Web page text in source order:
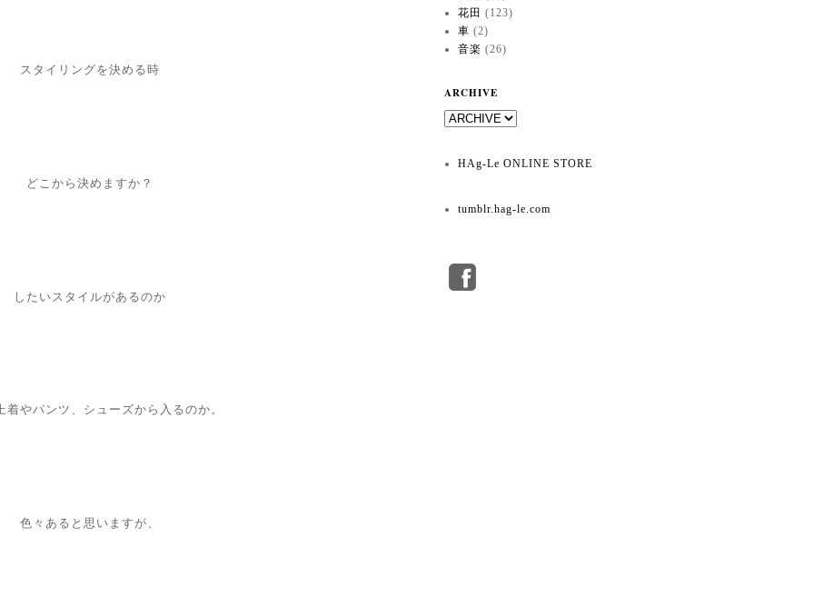
スタイリングを決める時
どこから決めますか？
したいスタイルがあるのか
着やパンツ、シューズから入るのか。
色々あると思いますが、
花田 (123)
車 (2)
音楽 (26)
ARCHIVE
HAg-Le ONLINE STORE
tumblr.hag-le.com